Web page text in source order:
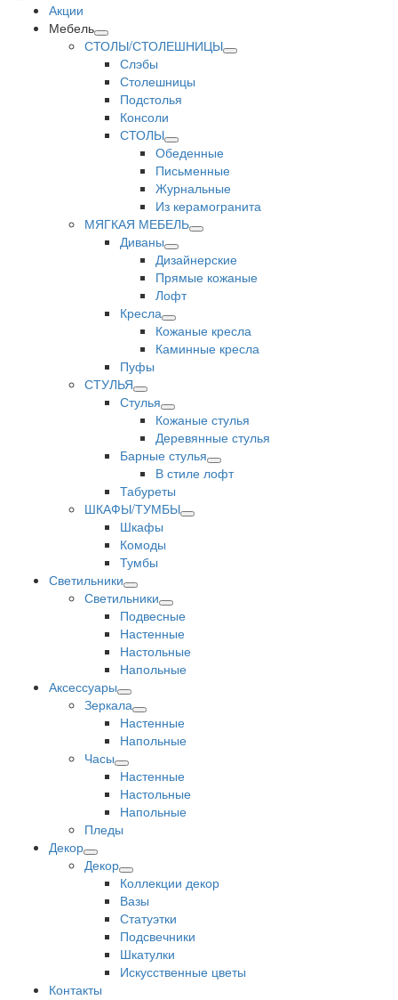
Акции
Мебель
СТОЛЫ/СТОЛЕШНИЦЫ
Слэбы
Столешницы
Подстолья
Консоли
СТОЛЫ
Обеденные
Письменные
Журнальные
Из керамогранита
МЯГКАЯ МЕБЕЛЬ
Диваны
Дизайнерские
Прямые кожаные
Лофт
Кресла
Кожаные кресла
Каминные кресла
Пуфы
СТУЛЬЯ
Стулья
Кожаные стулья
Деревянные стулья
Барные стулья
В стиле лофт
Табуреты
ШКАФЫ/ТУМБЫ
Шкафы
Комоды
Тумбы
Светильники
Светильники
Подвесные
Настенные
Настольные
Напольные
Аксессуары
Зеркала
Настенные
Напольные
Часы
Настенные
Настольные
Напольные
Пледы
Декор
Декор
Коллекции декор
Вазы
Статуэтки
Подсвечники
Шкатулки
Искусственные цветы
Контакты